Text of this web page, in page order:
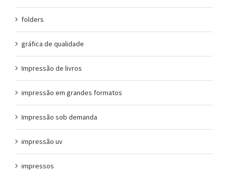
folders
gráfica de qualidade
Impressão de livros
impressão em grandes formatos
Impressão sob demanda
impressão uv
impressos